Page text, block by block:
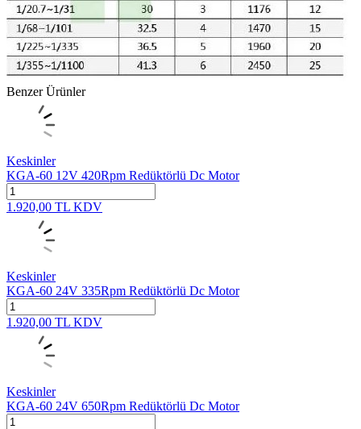
Benzer Ürünler
Keskinler
KGA-60 12V 420Rpm Redüktörlü Dc Motor
1.920,00 TL KDV
Keskinler
KGA-60 24V 335Rpm Redüktörlü Dc Motor
1.920,00 TL KDV
Keskinler
KGA-60 24V 650Rpm Redüktörlü Dc Motor